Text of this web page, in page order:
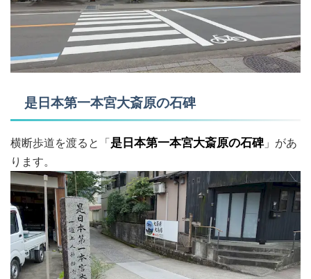
是日本第一本宮大斎原の石碑
横断歩道を渡ると「是日本第一本宮大斎原の石碑」があ
ります。